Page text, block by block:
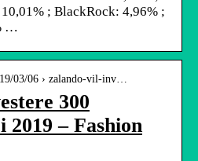
; BlackRock: 4,96% ;
…
03/06 › zalando-vil-inv…
300
– Fashion